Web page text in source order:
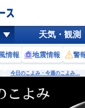
天気・観測
情報 地震情報 警
今日のこよみ・今週のこよみ…